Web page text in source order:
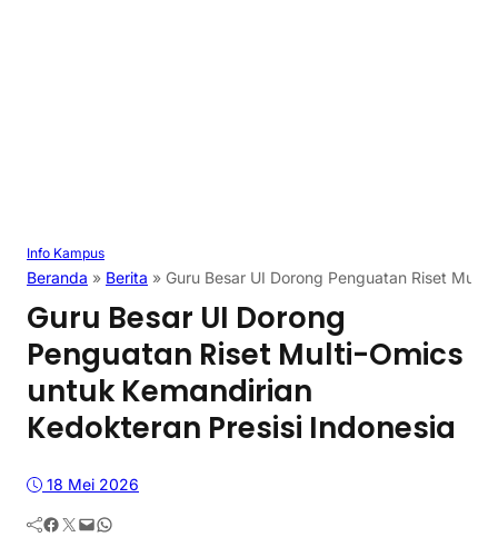
Info Kampus
Beranda » Berita » Guru Besar UI Dorong Penguatan Riset
Guru Besar UI Dorong
Penguatan Riset Multi-Omics
untuk Kemandirian
Kedokteran Presisi Indonesia
18 Mei 2026
Facebook Twitter Mail WhatsApp